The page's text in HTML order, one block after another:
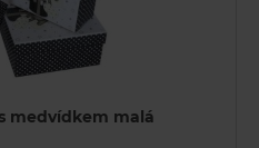
medvídkem malá